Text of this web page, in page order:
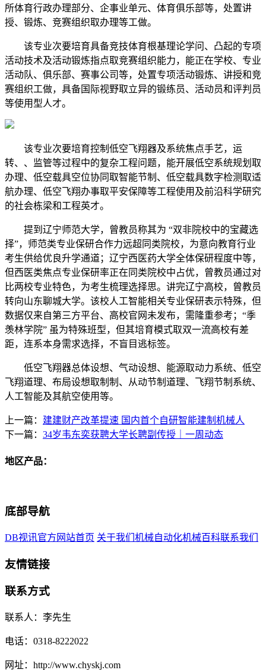
所体育行政办理部分、企事业单元、体育俱乐部等，处置讲
授、锻炼、竞赛组织取办理等工做。
该专业次要培育具备竞技体育根基理论学问、凸起的专项
活动技术及活动锻炼指点取竞赛组织能力，能正在学校、专业
活动队、俱乐部、赛事公司等，处置专项活动锻炼、讲授和竞
赛组织工做，具备国际视野取立异的锻练员、活动员和评判员
等使用型人才。
该专业次要培育控制低空飞翔器及系统焦点手艺，运
转、、监管等过程中的复杂工程问题，能开展低空系统规划取
办理、低空载具空位协同取智能节制、低空载具数字检测取适
航办理、低空飞翔办事取平安保障等工程使用及前沿科学研究
的社会栋梁和工程英才。
提到辽宁师范大学，曾教员称其为 “双非院校中的宝藏选
择”，师范类专业保研合作力远超同类院校，为意向教育行业
考生供给优良升学通道；辽宁西医药大学全体保研程度中等，
但西医类焦点专业保研率正在同类院校中占优，曾教员通过对
比两校专业特色，为考生梳理选择思。讲完辽宁高校，曾教员
转向山东聊城大学。该校人工智能相关专业保研表示特殊，但
数据仅来自第三方平台、高校官网未发布，需隆重参考；“季
羡林学院” 虽为特殊班型，但其培育模式取双一流高校有差
距，连系本身需求选择，不盲目逃标签。
低空飞翔器总体设想、气动设想、能源取动力系统、低空
飞翔道理、布局设想取制制、从动节制道理、飞翔节制系统、
人工智能及其航空使用等。
上一篇： 建建财产改革提速 国内首个自研智能建制机械人
下一篇： 34岁韦东奕获聘大学长聘副传授｜一周动态
地区产品：
底部导航
DB视讯官方网站首页 关于我们 机械自动化机械百科联系我们
友情链接
联系方式
联系人：李先生
电话：0318-8222022
网址：http://www.chyskj.com